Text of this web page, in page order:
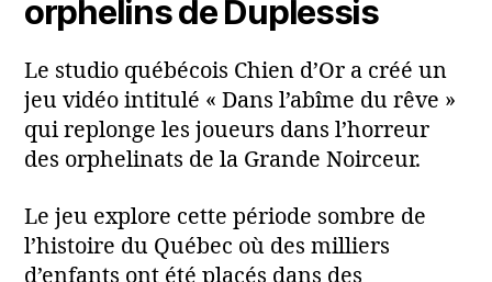
orphelins de Duplessis
Le studio québécois Chien d’Or a créé un
jeu vidéo intitulé « Dans l’abîme du rêve »
qui replonge les joueurs dans l’horreur
des orphelinats de la Grande Noirceur.
Le jeu explore cette période sombre de
l’histoire du Québec où des milliers
d’enfants ont été placés dans des